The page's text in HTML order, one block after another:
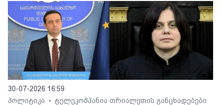
30-07-2026 16:59
პოლიტიკა
• ტელეკომპანია თრიალეთის განცხადებები